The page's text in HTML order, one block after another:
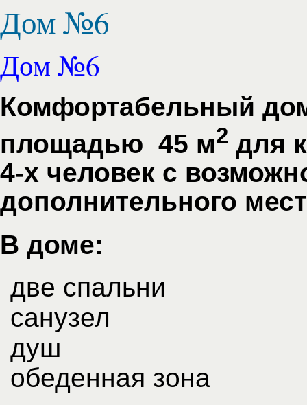
Дом №6
Дом №6
Комфортабельный
площадью 45 м2 для
4-х человек с
дополнительного
В доме:
две спальни
санузел
душ
обеденная зона